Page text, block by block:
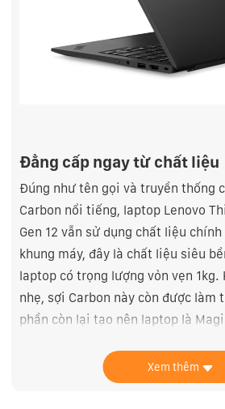
Đẳng cấp ngay từ chất liệu
Đúng như tên gọi và truyền thống
Carbon nổi tiếng, laptop Lenovo
Gen 12 vẫn sử dụng chất liệu
khung máy, đây là chất liệu siêu
laptop có trọng lượng vỏn vẹn 1kg.
nhẹ, sợi Carbon này còn được làm
phần còn lại tạo nên laptop là
Lenovo ThinkPad X1 Carbon Gen
vỏ loa, nguồn sạc và thậm chí cả
Xem thêm